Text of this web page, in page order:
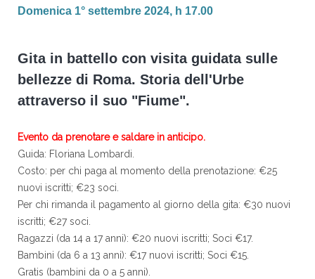
Domenica 1° settembre 2024, h 17.00
Gita in battello con visita guidata sulle
bellezze di Roma. Storia dell'Urbe
attraverso il suo "Fiume".
Evento da prenotare e saldare in anticipo.
Guida: Floriana Lombardi.
Costo: per chi paga al momento della prenotazione: €25
nuovi iscritti; €23 soci.
Per chi rimanda il pagamento al giorno della gita: €30 nuovi
iscritti; €27 soci.
Ragazzi (da 14 a 17 anni): €20 nuovi iscritti; Soci €17.
Bambini (da 6 a 13 anni): €17 nuovi iscritti; Soci €15.
Gratis (bambini da 0 a 5 anni).